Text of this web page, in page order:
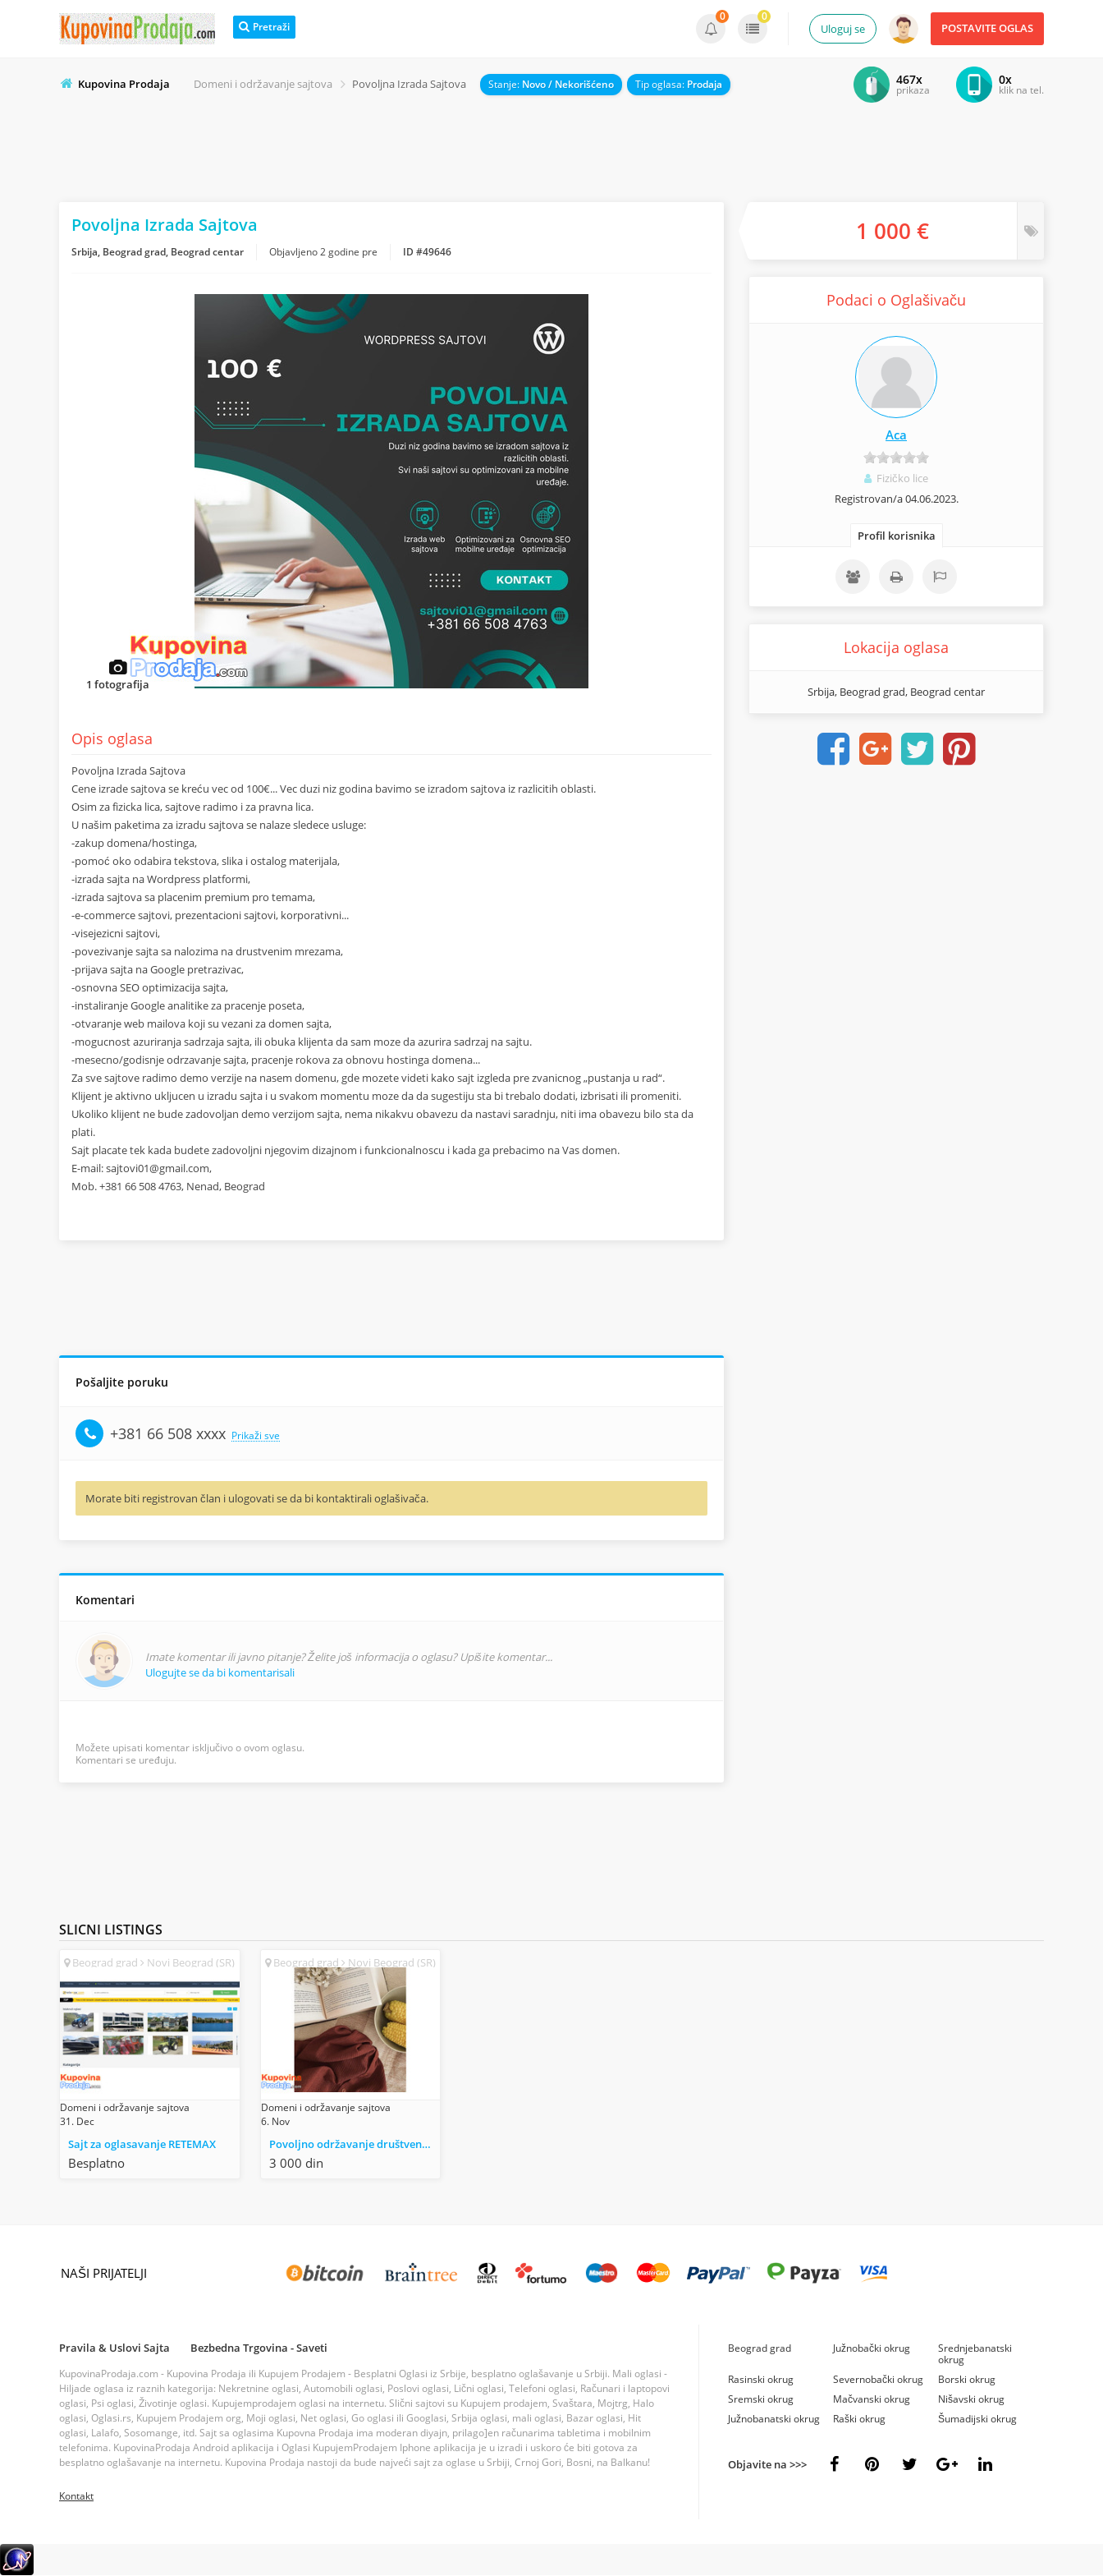
Pretraži POSTAVITE OGLAS
Uloguj se
0 0
Kupovina Prodaja Domeni i održavanje sajtova Povoljna Izrada Sajtova Stanje: Novo / Nekorišćeno Tip oglasa: Prodaja 0x
klik na tel.
467x
prikaza
Povoljna Izrada Sajtova
Srbija, Beograd grad, Beograd centar Objavljeno2 godine pre ID #49646
1 fotografija
Opis oglasa
Povoljna Izrada Sajtova
Cene izrade sajtova se kreću vec od 100€... Vec duzi niz godina bavimo se izradom sajtova iz razlicitih oblasti.
Osim za fizicka lica, sajtove radimo i za pravna lica.
U našim paketima za izradu sajtova se nalaze sledece usluge:
-zakup domena/hostinga,
-pomoć oko odabira tekstova, slika i ostalog materijala,
-izrada sajta na Wordpress platformi,
-izrada sajtova sa placenim premium pro temama,
-e-commerce sajtovi, prezentacioni sajtovi, korporativni...
-visejezicni sajtovi,
-povezivanje sajta sa nalozima na drustvenim mrezama,
-prijava sajta na Google pretrazivac,
-osnovna SEO optimizacija sajta,
-instaliranje Google analitike za pracenje poseta,
-otvaranje web mailova koji su vezani za domen sajta,
-mogucnost azuriranja sadrzaja sajta, ili obuka klijenta da sam moze da azurira sadrzaj na sajtu.
-mesecno/godisnje odrzavanje sajta, pracenje rokova za obnovu hostinga domena...
Za sve sajtove radimo demo verzije na nasem domenu, gde mozete videti kako sajt izgleda pre zvanicnog „pustanja u rad“.
Klijent je aktivno ukljucen u izradu sajta i u svakom momentu moze da da sugestiju sta bi trebalo dodati, izbrisati ili promeniti.
Ukoliko klijent ne bude zadovoljan demo verzijom sajta, nema nikakvu obavezu da nastavi saradnju, niti ima obavezu bilo sta da
plati.
Sajt placate tek kada budete zadovoljni njegovim dizajnom i funkcionalnoscu i kada ga prebacimo na Vas domen.
E-mail:sajtovi01@gmail.com,
Mob. +381 66 508 4763, Nenad, Beograd
Pošaljite poruku
+381 66 508 xxxx Prikaži sve
Morate biti registrovan član i ulogovati se da bi kontaktirali oglašivača.
Komentari
Imate komentar ili javno pitanje? Želite još informacija o oglasu? Upišite komentar...
Ulogujte se da bi komentarisali
Možete upisati komentar isključivo o ovom oglasu.
Komentari se uređuju.
1 000 €
Podaci o Oglašivaču
Aca
Fizičko lice
Registrovan/a 04.06.2023.
Profil korisnika
Lokacija oglasa
Srbija, Beograd grad, Beograd centar
SLICNI LISTINGS
Beograd grad Novi Beograd (SR)
Domeni i održavanje sajtova
31. Dec
Sajt za oglasavanje RETEMAX
Besplatno
Beograd grad Novi Beograd (SR)
Domeni i održavanje sajtova
6. Nov
Povoljno održavanje društvenih mreža
3 000 din
NAŠI PRIJATELJI
Pravila & Uslovi Sajta Bezbedna Trgovina - Saveti
KupovinaProdaja.com - Kupovina Prodaja ili Kupujem Prodajem - Besplatni Oglasi iz Srbije, besplatno oglašavanje u Srbiji. Mali oglasi -
Hiljade oglasa iz raznih kategorija: Nekretnine oglasi, Automobili oglasi, Poslovi oglasi, Lični oglasi, Telefoni oglasi, Računari i laptopovi
oglasi, Psi oglasi, Životinje oglasi. Kupujemprodajem oglasi na internetu. Slični sajtovi su Kupujem prodajem, Svaštara, Mojtrg, Halo
oglasi, Oglasi.rs, Kupujem Prodajem org, Moji oglasi, Net oglasi, Go oglasi ili Googlasi, Srbija oglasi, mali oglasi, Bazar oglasi, Hit
oglasi, Lalafo, Sosomange, itd. Sajt sa oglasima Kupovna Prodaja ima moderan diyajn, prilago]en računarima tabletima i mobilnim
telefonima. KupovinaProdaja Android aplikacija i Oglasi KupujemProdajem Iphone aplikacija je u izradi i uskoro će biti gotova za
besplatno oglašavanje na internetu. Kupovina Prodaja nastoji da bude najveći sajt za oglase u Srbiji, Crnoj Gori, Bosni, na Balkanu!
Kontakt
Beograd grad Južnobački okrug
Srednjebanatski
okrug
Rasinski okrug
Severnobački okrug
Borski okrug
Sremski okrug
Mačvanski okrug
Nišavski okrug
Južnobanatski okrug
Raški okrug Šumadijski okrug
Objavite na >>>